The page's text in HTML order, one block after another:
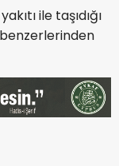
ile taşıdığı